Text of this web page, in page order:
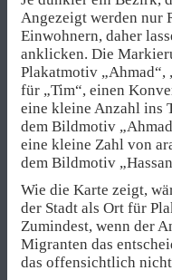
Angezeigt werden nur
Einwohnern, daher
anklicken. Die
Plakatmotiv „Ahmad“,
für „Tim“, einen
eine kleine Anzahl ins
dem Bildmotiv
eine kleine Zahl von
dem Bildmotiv
Wie die Karte zeigt,
der Stadt als Ort für
Zumindest, wenn der
Migranten das
das offensichtlich